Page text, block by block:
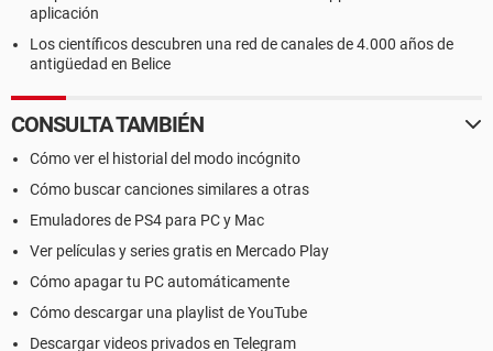
aplicación
Los científicos descubren una red de canales de 4.000 años de
antigüedad en Belice
CONSULTA TAMBIÉN
Cómo ver el historial del modo incógnito
Cómo buscar canciones similares a otras
Emuladores de PS4 para PC y Mac
Ver películas y series gratis en Mercado Play
Cómo apagar tu PC automáticamente
Cómo descargar una playlist de YouTube
Descargar videos privados en Telegram